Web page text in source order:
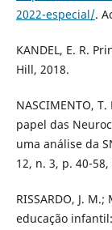
2022-especial/.
KANDEL, E. R.
Hill, 2018.
NASCIMENTO, T.
papel das
uma análise da
12, n. 3, p. 40-58,
RISSARDO, J.
educação